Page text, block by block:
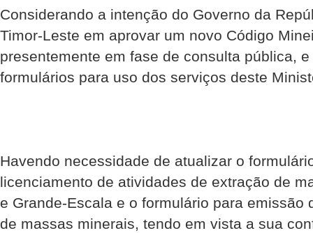
Considerando a intenção do Governo da
Timor-Leste em aprovar um novo Código
presentemente em fase de consulta pública,
formulários para uso dos serviços deste
Havendo necessidade de atualizar o
licenciamento de atividades de extração de
e Grande-Escala e o formulário para emissão
de massas minerais, tendo em vista a sua